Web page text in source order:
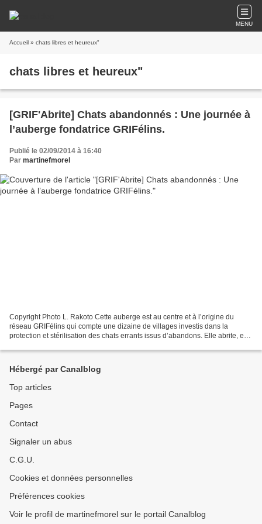
MENU
Accueil » chats libres et heureux"
chats libres et heureux"
[GRIF'Abrite] Chats abandonnés : Une journée à
l’auberge fondatrice GRIFélins.
Publié le 02/09/2014 à 16:40
Par martinefmorel
Copyright Photo L. Rakoto Cette auberge est au centre et à l’origine du
réseau GRIFélins qui compte une dizaine de villages investis dans la
protection et stérilisation des chats errants issus d’abandons. Elle abrite, en
Hébergé par Canalblog
Top articles
Pages
Contact
Signaler un abus
C.G.U.
Cookies et données personnelles
Préférences cookies
Voir le profil de martinefmorel sur le portail Canalblog